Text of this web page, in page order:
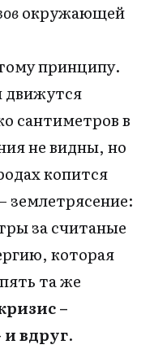
окружающей
принципу.
движутся
сантиметров в
не видны, но
копится
землетрясение:
за считаные
которая
та же
–
и вдруг.